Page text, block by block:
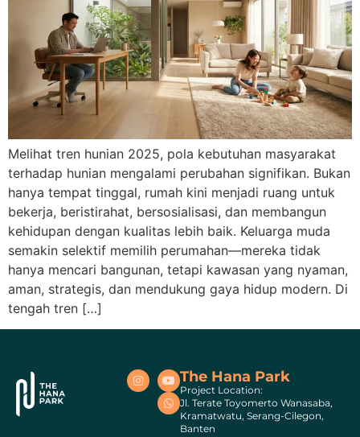
Melihat tren hunian 2025, pola kebutuhan masyarakat
terhadap hunian mengalami perubahan signifikan. Bukan
hanya tempat tinggal, rumah kini menjadi ruang untuk
bekerja, beristirahat, bersosialisasi, dan membangun
kehidupan dengan kualitas lebih baik. Keluarga muda
semakin selektif memilih perumahan—mereka tidak
hanya mencari bangunan, tetapi kawasan yang nyaman,
aman, strategis, dan mendukung gaya hidup modern. Di
tengah tren […]
The Hana Park
Project Location:
Jl. Terate Toyomerto Wanasaba,
Kramatwatu, Serang-Cilegon,
Banten